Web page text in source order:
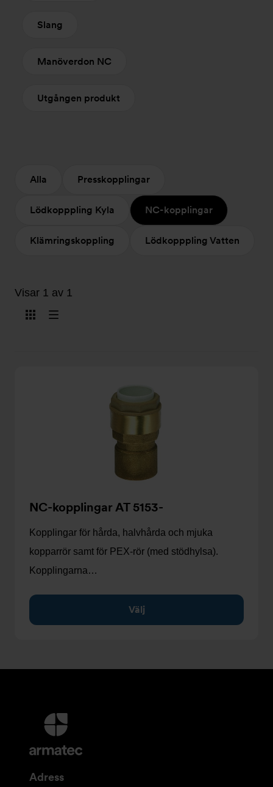
Slang
Manöverdon NC
Utgången produkt
Alla Presskopplingar
Lödkopppling Kyla NC-kopplingar
Klämringskoppling Lödkopppling Vatten
Visar 1 av 1
Visa
Visa
NC-kopplingar AT 5153-
Kopplingar för hårda, halvhårda och mjuka
kopparrör samt för PEX-rör (med stödhylsa).
Kopplingarna…
Välj
Ytterligare
information
och
Adress